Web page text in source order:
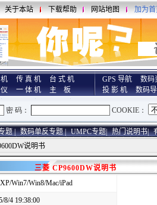
关于本站 下载帮助 网站地图 加为
传 真 机
台 式 机
一 体 机 主 板
GPS 导航 数码
投 影 机
数码
题 | 数码单反专题 | UMPC专题| 热门说明书|
说明书
称∷ 三菱 CP9600DW说明书
Win7/Win8/Mac/iPad
8/4 19:38:00